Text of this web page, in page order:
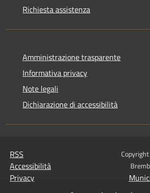
Richiesta assistenza
Amministrazione trasparente
Informativa privacy
Note legali
Dichiarazione di accessibilità
RSS
Accessibilità
Privacy